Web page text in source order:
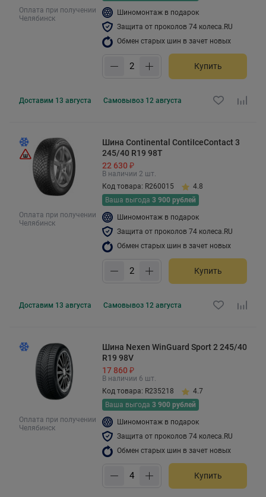
Оплата при получении
Челябинск
Шиномонтаж в подарок
Защита от проколов 74 колеса.RU
Обмен старых шин в зачет новых
Купить
Доставим 13 августа Самовывоз 12 августа
Оплата при получении
Челябинск
Шина Continental ContiIceContact 3
245/40 R19 98T
22 630 ₽
В наличии 2 шт.
Код товара: R260015
4.8
Ваша выгода 3 900 рублей
Шиномонтаж в подарок
Защита от проколов 74 колеса.RU
Обмен старых шин в зачет новых
Купить
Доставим 13 августа Самовывоз 12 августа
Оплата при получении
Челябинск
Шина Nexen WinGuard Sport 2 245/40
R19 98V
17 860 ₽
В наличии 6 шт.
Код товара: R235218
4.7
Ваша выгода 3 900 рублей
Шиномонтаж в подарок
Защита от проколов 74 колеса.RU
Обмен старых шин в зачет новых
Купить